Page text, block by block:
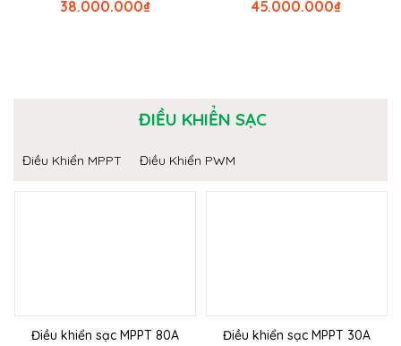
₫
38.000.000 ₫
45.000.000
ĐIỀU KHIỂN SẠC
Điều Khiển MPPT Điều Khiển PWM
Điều khiển sạc MPPT 80A
Điều khiển sạc MPPT 30A